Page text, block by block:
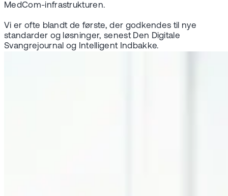
MedCom-infrastrukturen.
Vi er ofte blandt de første, der godkendes til nye
standarder og løsninger, senest Den Digitale
Svangrejournal og Intelligent Indbakke.